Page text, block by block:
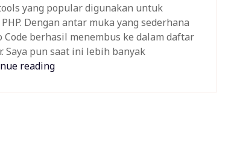
yang popular digunakan untuk
Dengan antar muka yang sederhana
berhasil menembus ke dalam daftar
Saya pun saat ini lebih banyak
reading